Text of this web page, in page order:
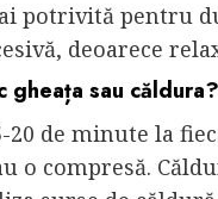
potrivită pentru
deoarece
gheața sau căldura?
de minute la
o compresă.